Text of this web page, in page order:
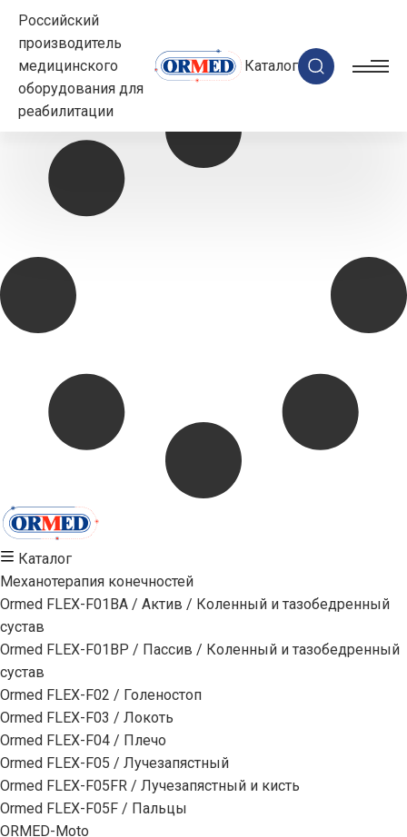
Каталог
Механотерапия конечностей
Ormed FLEX-F01BA / Актив / Коленный и тазобедренный
сустав
Ormed FLEX-F01BP / Пассив / Коленный и тазобедренный
сустав
Ormed FLEX-F02 / Голеностоп
Ormed FLEX-F03 / Локоть
Ormed FLEX-F04 / Плечо
Ormed FLEX-F05 / Лучезапястный
Ormed FLEX-F05FR / Лучезапястный и кисть
Ormed FLEX-F05F / Пальцы
ORMED-Moto
Российский
производитель
медицинского
оборудования для
реабилитации
Каталог